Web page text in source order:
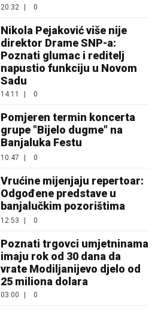
20:32 0
Nikola Pejaković više nije
direktor Drame SNP-a:
Poznati glumac i reditelj
napustio funkciju u Novom
Sadu
14:11 0
Pomjeren termin koncerta
grupe "Bijelo dugme" na
Banjaluka Festu
10:47 | 0
Vrućine mijenjaju repertoar:
Odgođene predstave u
banjalučkim pozorištima
12:53 0
Poznati trgovci umjetninama
imaju rok od 30 dana da
vrate Modiljanijevo djelo od
25 miliona dolara
03:00 0